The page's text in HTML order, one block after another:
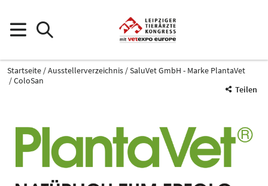
Startseite Ausstellerverzeichnis
SaluVet GmbH - Marke PlantaVet
ColoSan
Teilen